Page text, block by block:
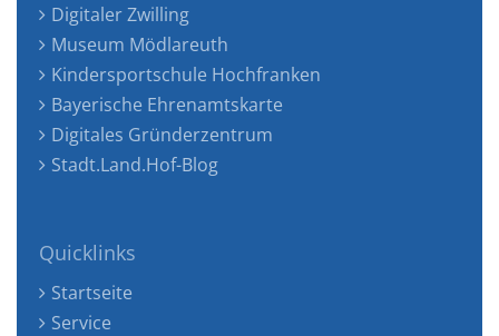
Digitaler Zwilling
Museum Mödlareuth
Kindersportschule Hochfranken
Bayerische Ehrenamtskarte
Digitales Gründerzentrum
Stadt.Land.Hof-Blog
Quicklinks
Startseite
Service